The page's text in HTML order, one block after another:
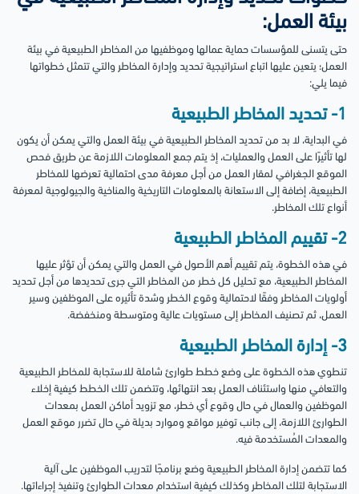
بيئة العمل:
حتى يتسنى للمؤسسات حماية عمالها وموظفيها من المخاطر الطبيعية في بيئة
العمل؛ يتعين عليها اتباع استراتيجية تحديد وإدارة المخاطر والتي تتمثل خطواتها
فيما يلي:
1- تحديد المخاطر الطبيعية
في البداية، لا بد من تحديد المخاطر الطبيعية في بيئة العمل والتي يمكن أن يكون
لها تأثيرًا على العمل والعمليات، إذ يتم جمع المعلومات اللازمة عن طريق فحص
الموقع الجغرافي لمقار العمل من أجل معرفة مدى احتمالية تعرضها للمخاطر
الطبيعية، إضافة إلى الاستعانة بالمعلومات التاريخية والمناخية والجيولوجية لمعرفة
أنواع تلك المخاطر.
2- تقييم المخاطر الطبيعية
في هذه الخطوة، يتم تقييم أهم الأصول في العمل والتي يمكن أن تؤثر عليها
المخاطر الطبيعية، مع تحليل كل خطر من المخاطر التي جرى تحديدها من أجل تحديد
أولويات المخاطر وفقًا لاحتمالية وقوع الخطر وشدة تأثيره على الموظفين وسير
العمل، ثم تصنيف المخاطر إلى مستويات عالية ومتوسطة ومنخفضة.
3- إدارة المخاطر الطبيعية
تنطوي هذه الخطوة على وضع خطط طوارئ شاملة للاستجابة للمخاطر الطبيعية
والتعافي منها واستئناف العمل بعد انتهائها، وتتضمن تلك الخطط كيفية إخلاء
الموظفين والعمال في حال وقوع أي خطر، مع تزويد أماكن العمل بمعدات
الطوارئ اللازمة، إلى جانب توفير مواقع وموارد بديلة في حال تضرر موقع العمل
والمعدات المُستخدمة فيه.
كما تتضمن إدارة المخاطر الطبيعية وضع برنامجًا لتدريب الموظفين على آلية
الاستجابة لتلك المخاطر وكذلك كيفية استخدام معدات الطوارئ وتنفيذ إجراءاتها.